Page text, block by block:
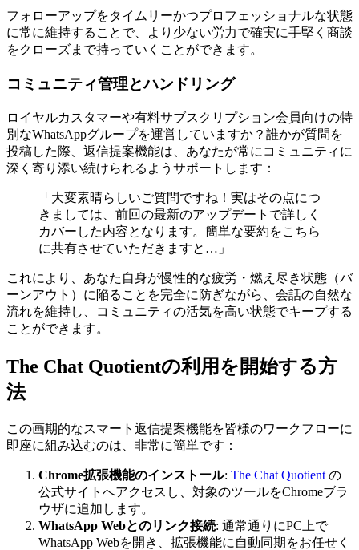
フォローアップをタイムリーかつプロフェッショナルな状態
に常に維持することで、より少ない労力で確実に手堅く商談
をクローズまで持っていくことができます。
コミュニティ管理とハンドリング
ロイヤルカスタマーや有料サブスクリプション会員向けの特
別なWhatsAppグループを運営していますか？誰かが質問を
投稿した際、返信提案機能は、あなたが常にコミュニティに
深く寄り添い続けられるようサポートします：
「大変素晴らしいご質問ですね！実はその点につ
きましては、前回の最新のアップデートで詳しく
カバーした内容となります。簡単な要約をこちら
に共有させていただきますと…」
これにより、あなた自身が慢性的な疲労・燃え尽き状態（バ
ーンアウト）に陥ることを完全に防ぎながら、会話の自然な
流れを維持し、コミュニティの活気を高い状態でキープする
ことができます。
The Chat Quotientの利用を開始する方
法
この画期的なスマート返信提案機能を皆様のワークフローに
即座に組み込むのは、非常に簡単です：
Chrome拡張機能のインストール: The Chat Quotient の
公式サイトへアクセスし、対象のツールをChromeブラ
ウザに追加します。
WhatsApp Webとのリンク接続: 通常通りにPC上で
WhatsApp Webを開き、拡張機能に自動同期をお任せく